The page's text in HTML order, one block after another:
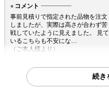
コメント
事前見積りで指定された品物を注文
しましたが、実際は高さが合わず苦
戦していたように見えました。 見て
いるこちらも不安にな…
（ご本人様より）
工事満足度 ★★★★☆4
購入の決め手